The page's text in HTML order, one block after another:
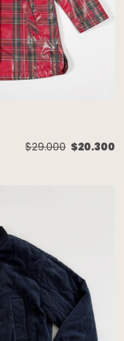
$29.000 $20.300